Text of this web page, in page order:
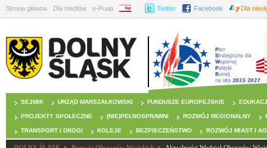
Strona główna Dla mediów e-Puap BIP Twitter Facebook Dla
SEJMIK URZĄD MARSZAŁKOWSKI FUNDUSZE EUROPEJSKIE
PROJEKTY SPOŁECZNE (NIE)PEŁNOSPRAWNI ROZWÓJ REGIONALNY
TRANSPORT I DROGI KOLEJE BEZPIECZEŃSTWO ROZWÓJ MIAST I